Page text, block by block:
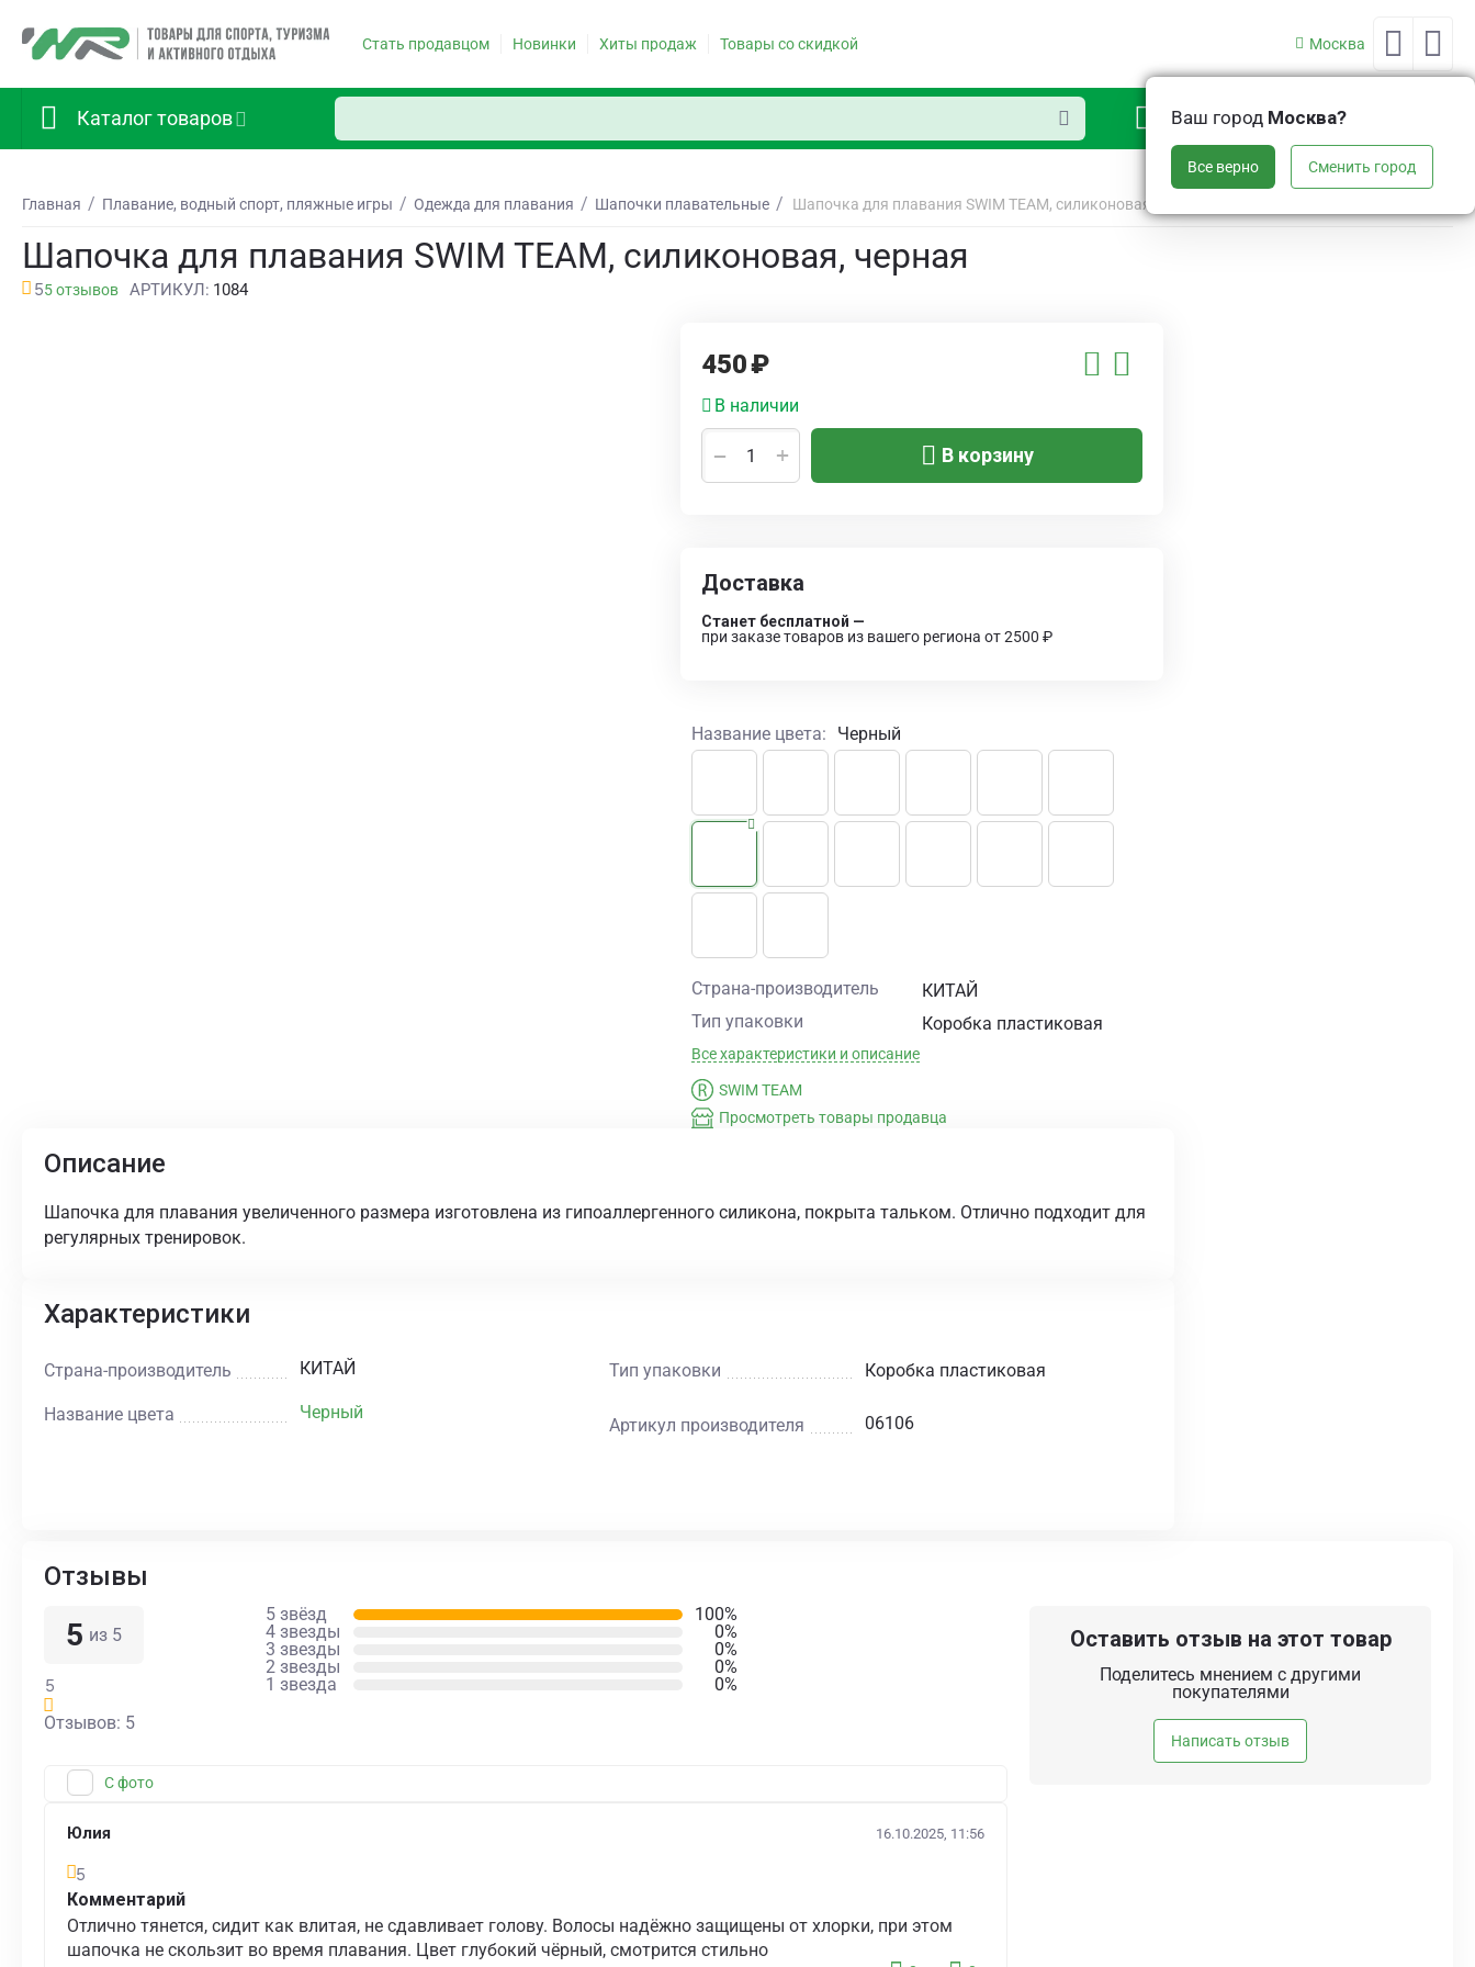
Стать продавцом Новинки Хиты продаж Товары со скидкой Москва
Ваш город Москва?
Все верно Сменить город
Каталог товаров Корзина
Аккаунт
Главная / Плавание, водный спорт, пляжные игры / Одежда для плавания / Шапочки плавательные / Шапочка для плавания SWIM TEAM, силиконовая, черная
Шапочка для плавания SWIM TEAM, силиконовая, черная
55 отзывов АРТИКУЛ: 1084
450₽
В наличии
+
− В корзину
Доставка
Станет бесплатной —
при заказе товаров из вашего региона от 2500 ₽
Название цвета: Черный
Страна-производитель
КИТАЙ
Тип упаковки
Коробка пластиковая
Все характеристики и описание
SWIM TEAM
Просмотреть товары продавца
Описание
Шапочка для плавания увеличенного размера изготовлена из гипоаллергенного силикона, покрыта тальком. Отлично подходит для
регулярных тренировок.
Характеристики
Страна-производитель КИТАЙ
Название цвета Черный
Тип упаковки Коробка пластиковая
Артикул производителя 06106
Отзывы
5
5 из 5
Отзывов: 5
5 звёзд
100%
4 звезды
0%
3 звезды
0%
2 звезды
0%
1 звезда
0%
С фото
Юлия 16.10.2025, 11:56
5
Комментарий
Отлично тянется, сидит как влитая, не сдавливает голову. Волосы надёжно защищены от хлорки, при этом
шапочка не скользит во время плавания. Цвет глубокий чёрный, смотрится стильно
Оставить отзыв на этот товар
Поделитесь мнением с другими
покупателями
Написать отзыв